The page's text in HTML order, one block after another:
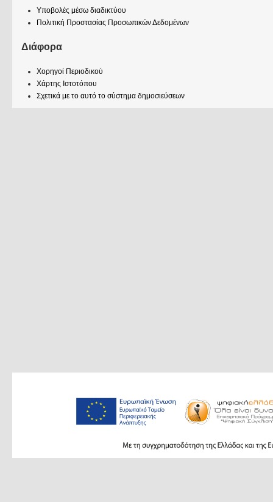
Υποβολές μέσω διαδικτύου
Πολιτική Προστασίας Προσωπικών Δεδομένων
Διάφορα
Χορηγοί Περιοδικού
Χάρτης Ιστοτόπου
Σχετικά με το αυτό το σύστημα δημοσιεύσεων